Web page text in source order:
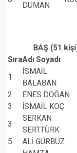
DUMAN
BAŞ (51
SıraAdı Soyadı
1
İSMAİL
BALABAN
2
ENES DOĞAN
3
İSMAİL KOÇ
3
SERKAN
SERTTÜRK
5
ALİ GÜRBÜZ